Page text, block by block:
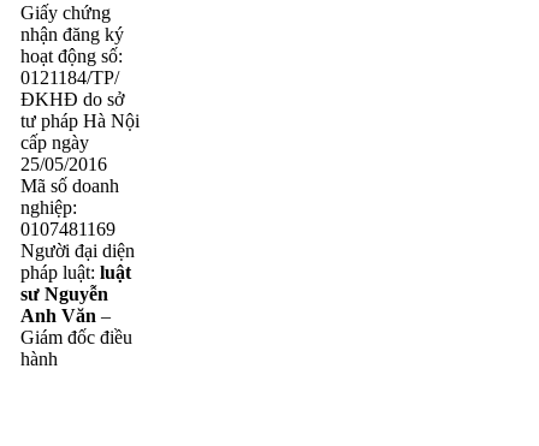
Giấy chứng
nhận đăng ký
hoạt động số:
0121184/TP/
ĐKHĐ do sở
tư pháp Hà Nội
cấp ngày
25/05/2016
Mã số doanh
nghiệp:
0107481169
Người đại diện
pháp luật: luật
sư Nguyễn
Anh Văn –
Giám đốc điều
hành